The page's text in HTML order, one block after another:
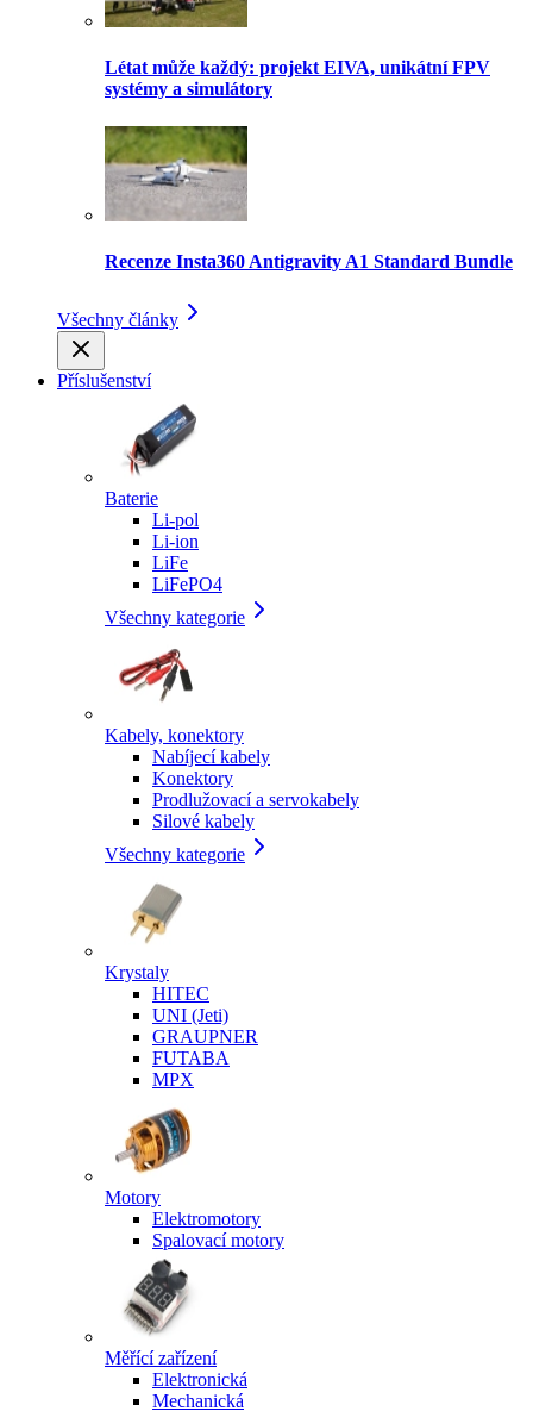
Létat může každý: projekt EIVA, unikátní FPV
systémy a simulátory
Recenze Insta360 Antigravity A1 Standard Bundle
Všechny články
Příslušenství
Baterie
Li-pol
Li-ion
LiFe
LiFePO4
Všechny kategorie
Kabely, konektory
Nabíjecí kabely
Konektory
Prodlužovací a servokabely
Silové kabely
Všechny kategorie
Krystaly
HITEC
UNI (Jeti)
GRAUPNER
FUTABA
MPX
Motory
Elektromotory
Spalovací motory
Měřící zařízení
Elektronická
Mechanická